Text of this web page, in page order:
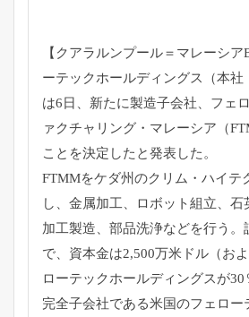
【クアラルンプール＝マレーシ
ーテックホールディングス（本社
は6日、 新たに製造子会社、フェ
ァクチャリング・ マレーシア（
ことを決定したと発表した。
FTMMをケダ州のクリム・ハイテ
し、 金属加工、ロボット組立、石
加工製造、 部品洗浄などを行う。
で、資本金は2,500万米ドル（お
ローテックホールディングスが30
完全子会社である米国のフェロー